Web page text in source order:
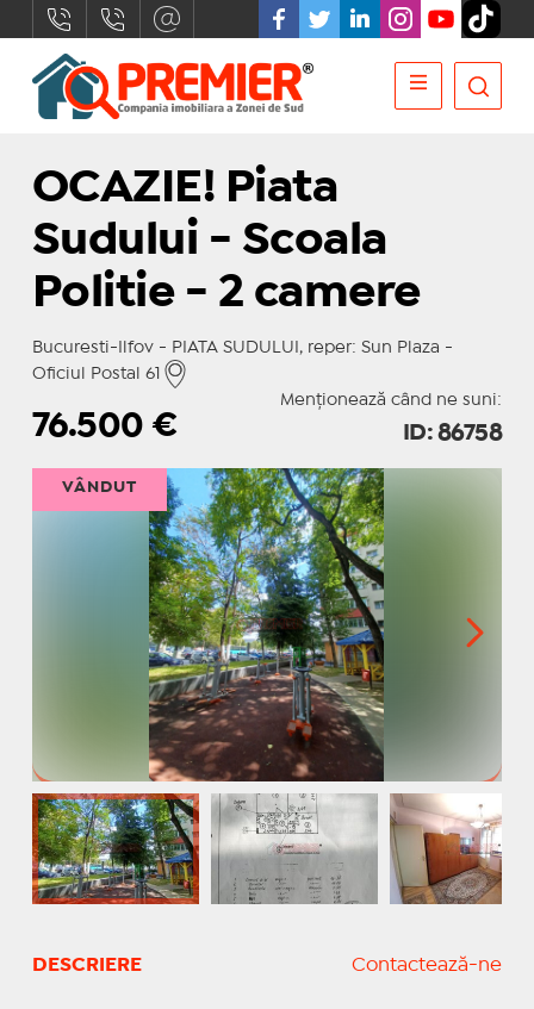
OCAZIE! Piata
Sudului - Scoala
Politie - 2 camere
Bucuresti-Ilfov - PIATA SUDULUI, reper: Sun Plaza -
Oficiul Postal 61
Menționează când ne suni:
76.500€ ID: 86758
VÂNDUT
DESCRIERE Contactează-ne